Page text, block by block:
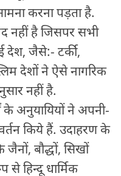
करना पड़ता है.
नहीं है जिसपर सभी
जैसे:- टर्की,
देशों ने ऐसे नागरिक
नहीं है.
के अनुयायियों ने अपनी-
किये हैं. उदाहरण के
जैनों, बौद्धों, सिखों
से हिन्दू धार्मिक